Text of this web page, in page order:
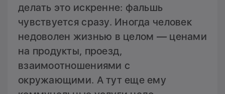
делать это искренне: фальшь
чувствуется сразу. Иногда человек
недоволен жизнью в целом — ценами
на продукты, проезд,
взаимоотношениями с
окружающими. А тут еще ему